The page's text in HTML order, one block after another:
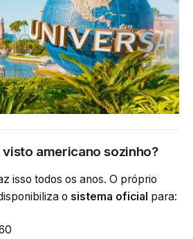
americano sozinho?
isso todos os anos. O próprio
o sistema oficial para: